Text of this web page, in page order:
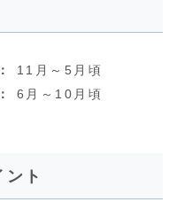
11月～5月頃
6月～10月頃
ト